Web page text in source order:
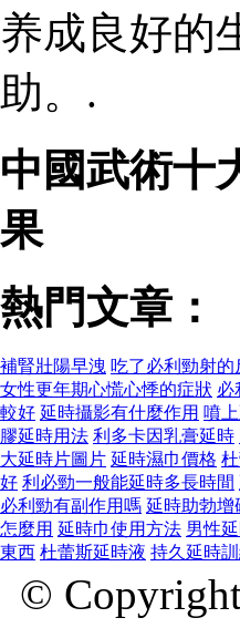
养成良好的
助。.
中國武術十
果
熱門文章：
補腎壯陽早洩 吃了必利勁射的
女性更年期心慌心悸的症狀 必
較好 延時攝影有什麼作用 噴
膠延時用法 利多卡因乳膏延時
大延時片圖片 延時濕巾價格
好 利必勁一般能延時多長時間
必利勁有副作用嗎 延時助勃增
怎麼用 延時巾使用方法 男性
東西 杜蕾斯延時液 持久延時
©